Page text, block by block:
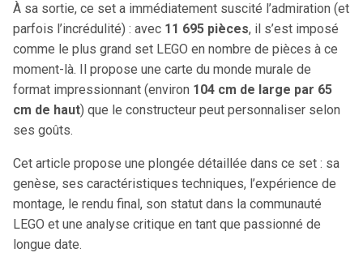
À sa sortie, ce set a immédiatement suscité l’admiration (et
parfois l’incrédulité) : avec 11 695 pièces, il s’est imposé
comme le plus grand set LEGO en nombre de pièces à ce
moment-là. Il propose une carte du monde murale de
format impressionnant (environ 104 cm de large par 65
cm de haut) que le constructeur peut personnaliser selon
ses goûts.
Cet article propose une plongée détaillée dans ce set : sa
genèse, ses caractéristiques techniques, l’expérience de
montage, le rendu final, son statut dans la communauté
LEGO et une analyse critique en tant que passionné de
longue date.